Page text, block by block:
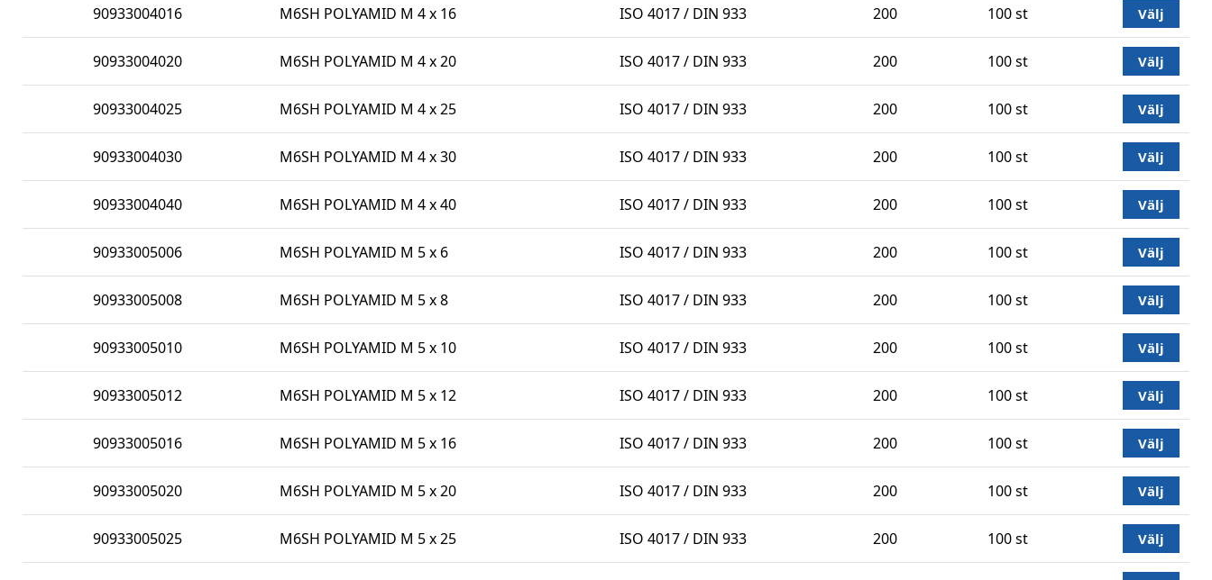
90933004016 M6SH POLYAMID M 4 x 16 ISO 4017 / DIN 933 200 100 st Välj
90933004020 M6SH POLYAMID M 4 x 20 ISO 4017 / DIN 933 200 100 st Välj
90933004025 M6SH POLYAMID M 4 x 25 ISO 4017 / DIN 933 200 100 st Välj
90933004030 M6SH POLYAMID M 4 x 30 ISO 4017 / DIN 933 200 100 st Välj
90933004040 M6SH POLYAMID M 4 x 40 ISO 4017 / DIN 933 200 100 st Välj
90933005006 M6SH POLYAMID M 5 x 6 ISO 4017 / DIN 933 200 100 st Välj
90933005008 M6SH POLYAMID M 5 x 8 ISO 4017 / DIN 933 200 100 st Välj
90933005010 M6SH POLYAMID M 5 x 10 ISO 4017 / DIN 933 200 100 st Välj
90933005012 M6SH POLYAMID M 5 x 12 ISO 4017 / DIN 933 200 100 st Välj
90933005016 M6SH POLYAMID M 5 x 16 ISO 4017 / DIN 933 200 100 st Välj
90933005020 M6SH POLYAMID M 5 x 20 ISO 4017 / DIN 933 200 100 st Välj
90933005025 M6SH POLYAMID M 5 x 25 ISO 4017 / DIN 933 200 100 st Välj